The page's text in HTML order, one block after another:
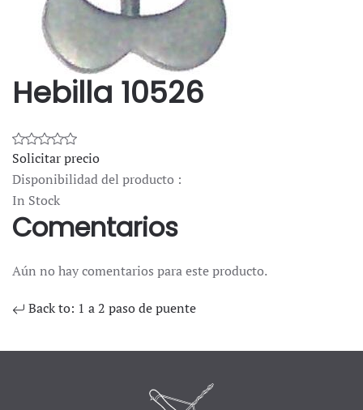
Hebilla 10526
Solicitar precio
Disponibilidad del producto :
In Stock
Comentarios
Aún no hay comentarios para este producto.
Back to: 1 a 2 paso de puente